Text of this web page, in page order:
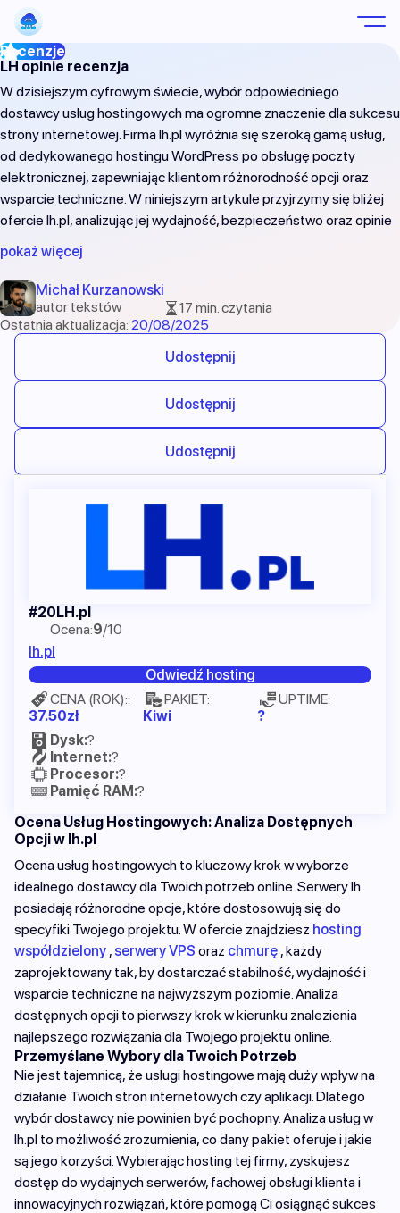
LH opinie recenzja
W dzisiejszym cyfrowym świecie, wybór odpowiedniego
dostawcy usług hostingowych ma ogromne znaczenie dla sukcesu
strony internetowej. Firma lh.pl wyróżnia się szeroką gamą usług,
od dedykowanego hostingu WordPress po obsługę poczty
elektronicznej, zapewniając klientom różnorodność opcji oraz
wsparcie techniczne. W niniejszym artykule przyjrzymy się bliżej
ofercie lh.pl, analizując jej wydajność, bezpieczeństwo oraz opinie
użytkowników.
KOD RABATOWY:
pokaż więcej
Michał Kurzanowski
autor tekstów
17 min. czytania
Ostatnia aktualizacja: 20/08/2025
Udostępnij
Udostępnij
Udostępnij
Ocena Usług Hostingowych: Analiza Dostępnych
Opcji w lh.pl
Ocena usług hostingowych to kluczowy krok w wyborze
idealnego dostawcy dla Twoich potrzeb online. Serwery lh
posiadają różnorodne opcje, które dostosowują się do
specyfiki Twojego projektu. W ofercie znajdziesz hosting
współdzielony , serwery VPS oraz chmurę , każdy
zaprojektowany tak, by dostarczać stabilność, wydajność i
wsparcie techniczne na najwyższym poziomie. Analiza
dostępnych opcji to pierwszy krok w kierunku znalezienia
najlepszego rozwiązania dla Twojego projektu online.
Przemyślane Wybory dla Twoich Potrzeb
Nie jest tajemnicą, że usługi hostingowe mają duży wpływ na
działanie Twoich stron internetowych czy aplikacji. Dlatego
wybór dostawcy nie powinien być pochopny. Analiza usług w
lh.pl to możliwość zrozumienia, co dany pakiet oferuje i jakie
są jego korzyści. Wybierając hosting tej firmy, zyskujesz
dostęp do wydajnych serwerów, fachowej obsługi klienta i
innowacyjnych rozwiązań, które pomogą Ci osiągnąć sukces
LH.pl
Ocena:9/10
lh.pl
Odwiedź hosting
CENA (ROK)::
37.50zł
PAKIET:
Kiwi
UPTIME:
?
Dysk:?
Internet:?
Procesor:?
Pamięć RAM:?